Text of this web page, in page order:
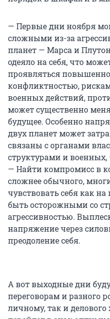
— Первые дни ноября
сложными из-за
планет — Марса и
одеяло на себя, что
проявляться
конфликтностью,
военных действий,
может существенно
будущее. Особенно
двух планет может
связаны с органами
структурами и военных,
— Найти компромисс в
сложнее обычного,
чувствовать себя как
быть осторожными со
агрессивностью.
напряжение через
преодоление себя.
А вот выходные дни
переговорам и разного
личному, так и